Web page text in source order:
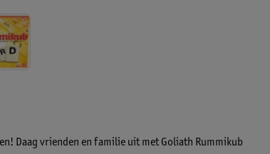
Daag vrienden en familie uit met Goliath Rummikub